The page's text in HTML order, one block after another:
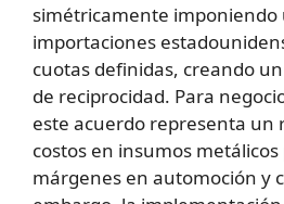
simétricamente imponiendo
importaciones
cuotas definidas, creando
de reciprocidad. Para
este acuerdo representa un
costos en insumos
márgenes en automoción y